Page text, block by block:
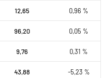
12,65 0,96 %
96,20 0,05 %
9,76 0,31 %
43,88 -5,23 %